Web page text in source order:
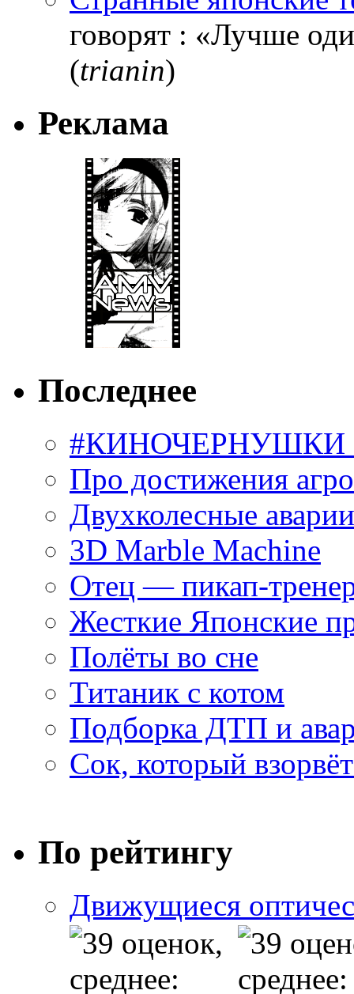
говорят : «Лучше
(trianin)
Реклама
Последнее
#КИНОЧЕРНУШКИ
Про достижения
Двухколесные
3D Marble Machine
Отец — пикап-
Жесткие Японские
Полёты во сне
Титаник с котом
Подборка ДТП и
Сок, который
По рейтингу
Движущиеся